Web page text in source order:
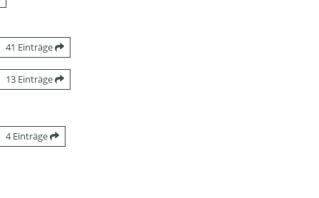
41 Einträge
13 Einträge
4 Einträge